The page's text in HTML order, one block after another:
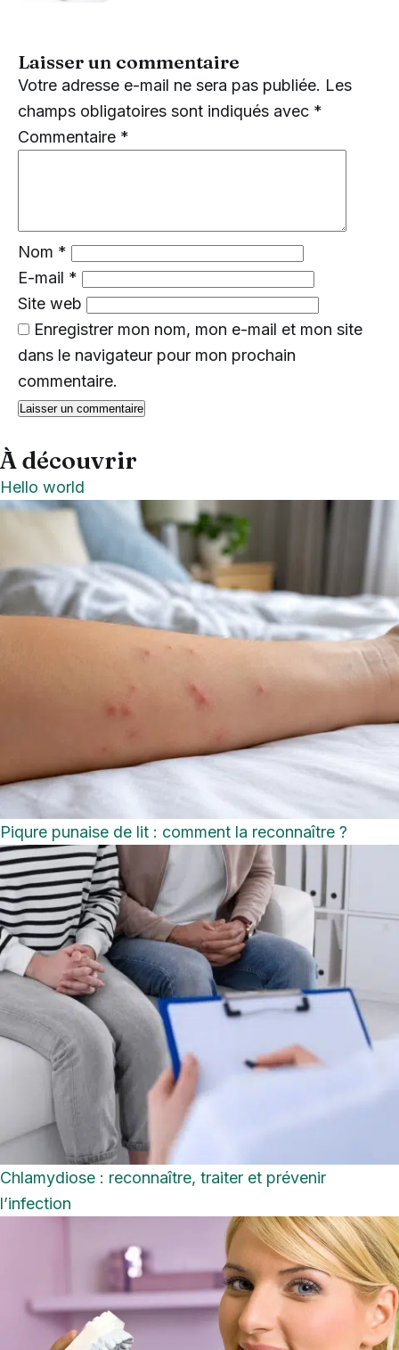
Laisser un commentaire
Votre adresse e-mail ne sera pas publiée. Les
champs obligatoires sont indiqués avec *
Commentaire *
Nom *
E-mail *
Site web
Enregistrer mon nom, mon e-mail et mon site
dans le navigateur pour mon prochain
commentaire.
À découvrir
Hello world
Piqure punaise de lit : comment la reconnaître ?
Chlamydiose : reconnaître, traiter et prévenir
l’infection